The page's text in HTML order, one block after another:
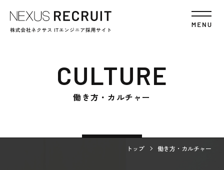
CULTURE
働き方・カルチャー
トップ 働き方・カルチャー